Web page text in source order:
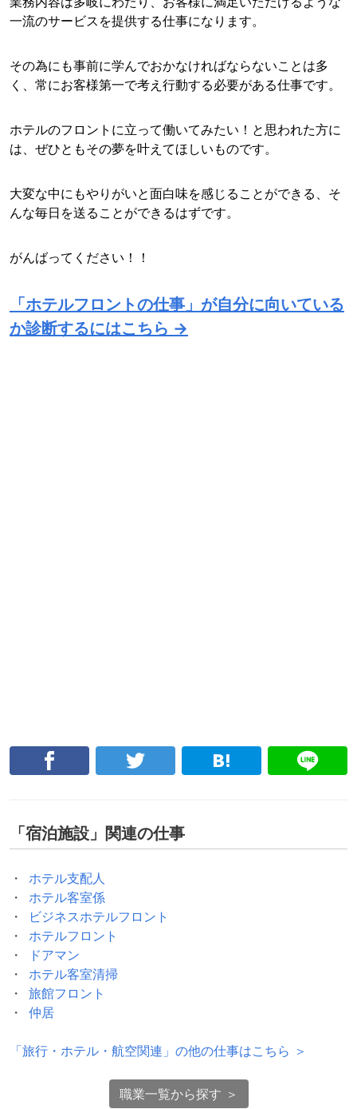
一流のサービスを提供する仕事になります。
その為にも事前に学んでおかなければならないことは多
く、常にお客様第一で考え行動する必要がある仕事です。
ホテルのフロントに立って働いてみたい！と思われた方に
は、ぜひともその夢を叶えてほしいものです。
大変な中にもやりがいと面白味を感じることができる、そ
んな毎日を送ることができるはずです。
がんばってください！！
「ホテルフロントの仕事」が自分に向いている
か診断するにはこちら →
「宿泊施設 」関連の仕事
ホテル支配人
ホテル客室係
ビジネスホテルフロント
ホテルフロント
ドアマン
ホテル客室清掃
旅館フロント
仲居
「旅行・ホテル・航空関連 」の他の仕事はこちら ＞
職業一覧から探す ＞